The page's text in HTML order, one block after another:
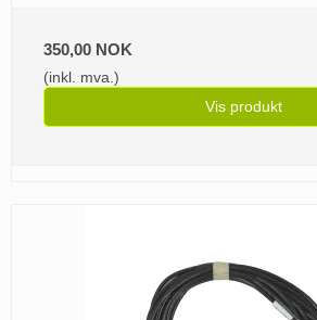
350,00 NOK
(inkl. mva.)
Vis produkt